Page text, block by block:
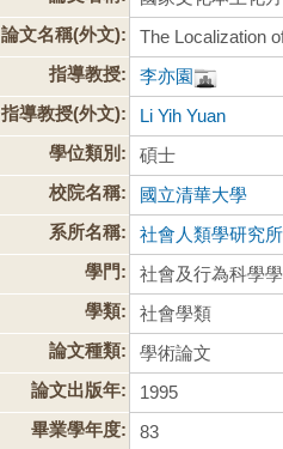
論文名稱(外文):
The Localization
指導教授:
李亦園
指導教授(外文):
Li Yih Yuan
學位類別:
碩士
校院名稱:
國立清華大學
系所名稱:
社會人類學研究所
學門:
社會及行為科學
學類:
社會學類
論文種類:
學術論文
論文出版年:
1995
畢業學年度:
83